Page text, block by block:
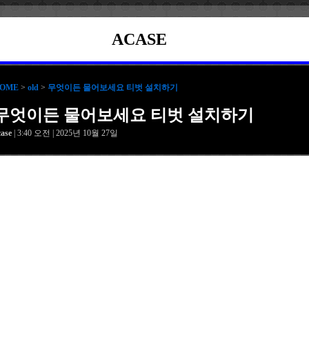
ACASE
> old > 무엇이든 물어보세요 티벗 설치하기
엇이든 물어보세요 티벗 설치하기
| 3:40 오전 | 2025년 10월 27일